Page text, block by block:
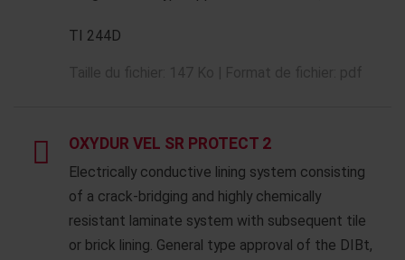
TI 244D
OXYDUR VEL SR PROTECT 2
Electrically conductive lining system consisting
of a crack-bridging and highly chemically
resistant laminate system with subsequent tile
or brick lining. General type approval of the DIBt,